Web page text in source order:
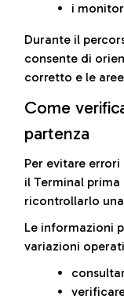
i
Durante il
consente di
corretto e le
Come
partenza
Per evitare
il Terminal
ricontrollarlo
Le informazioni
variazioni